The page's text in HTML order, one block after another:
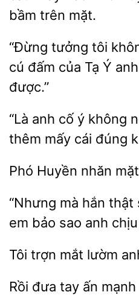
bầm
mặt.
“Đừng tưởng
cú đấm của Tạ Ý
được.”
“Là anh cố ý không
thêm
cái đúng
Huyền mặt
“Nhưng mà hắn thật
em bảo
anh
trợn mắt
Rồi đưa tay ấn mạnh